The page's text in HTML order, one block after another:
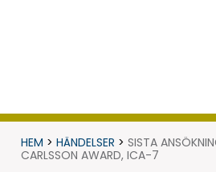
HEM > HÄNDELSER > SISTA
CARLSSON AWARD, ICA-7